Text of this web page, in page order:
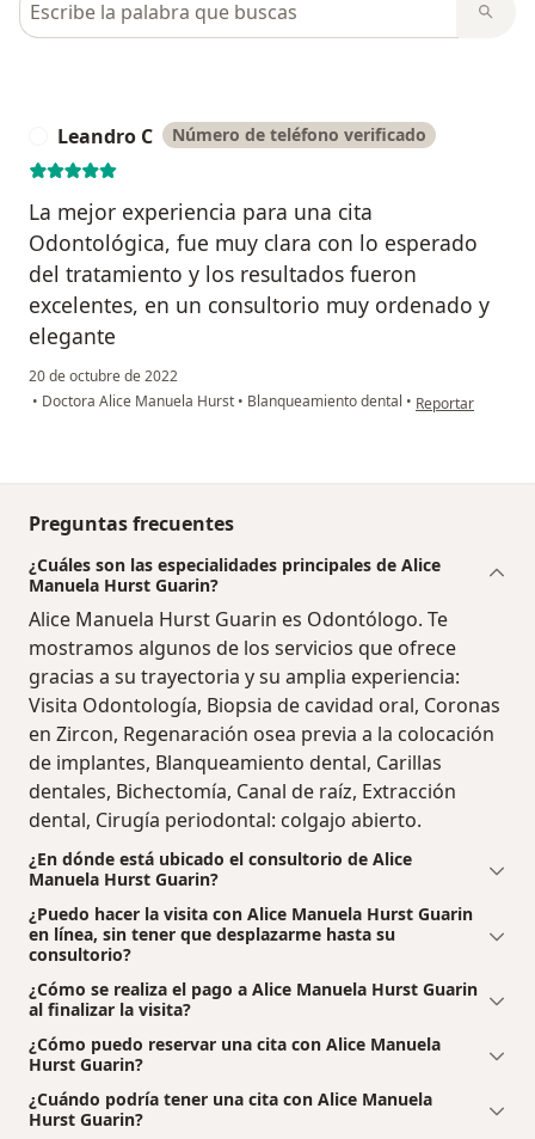
Leandro C Número de teléfono verificado
La mejor experiencia para una cita
Odontológica, fue muy clara con lo esperado
del tratamiento y los resultados fueron
excelentes, en un consultorio muy ordenado y
elegante
20 de octubre de 2022
• Doctora Alice Manuela Hurst • Blanqueamiento dental • en opinión del
Reportar
Preguntas frecuentes
¿Cuáles son las especialidades principales de Alice
Manuela Hurst Guarin?
Alice Manuela Hurst Guarin es Odontólogo. Te
mostramos algunos de los servicios que ofrece
gracias a su trayectoria y su amplia experiencia:
Visita Odontología, Biopsia de cavidad oral, Coronas
en Zircon, Regenaración osea previa a la colocación
de implantes, Blanqueamiento dental, Carillas
dentales, Bichectomía, Canal de raíz, Extracción
dental, Cirugía periodontal: colgajo abierto.
¿En dónde está ubicado el consultorio de Alice
Manuela Hurst Guarin?
¿Puedo hacer la visita con Alice Manuela Hurst Guarin
en línea, sin tener que desplazarme hasta su
consultorio?
¿Cómo se realiza el pago a Alice Manuela Hurst Guarin
al finalizar la visita?
¿Cómo puedo reservar una cita con Alice Manuela
Hurst Guarin?
¿Cuándo podría tener una cita con Alice Manuela
Hurst Guarin?